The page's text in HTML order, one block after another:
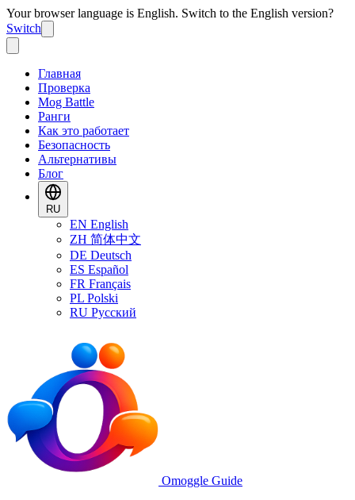
Your browser language is English. Switch to the English version?
Switch
Главная
Проверка
Mog Battle
Ранги
Как это работает
Безопасность
Альтернативы
Блог
RU
EN English
ZH 简体中文
DE Deutsch
ES Español
FR Français
PL Polski
RU Русский
Omoggle Guide